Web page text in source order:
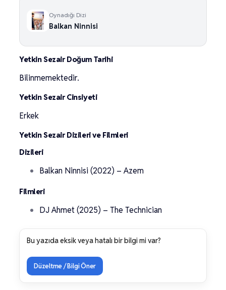
Oynadığı Dizi
Balkan Ninnisi
Yetkin Sezair Doğum Tarihi
Bilinmemektedir.
Yetkin Sezair Cinsiyeti
Erkek
Yetkin Sezair Dizileri ve Filmleri
Dizileri
Balkan Ninnisi (2022) – Azem
Filmleri
DJ Ahmet (2025) – The Technician
Bu yazıda eksik veya hatalı bir bilgi mi var?
Düzeltme / Bilgi Öner